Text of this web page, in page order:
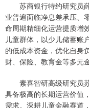
苏商银行特约研究员薛
业普遍面临净息差承压、
命周期精细化运营提质增
儿童群体，以少儿储蓄账
的低成本资金，优化自身
财、保险、教育金等多元
素喜智研高级研究员苏
具备极高的长期运营价值
需求。深耕儿童金融赛道